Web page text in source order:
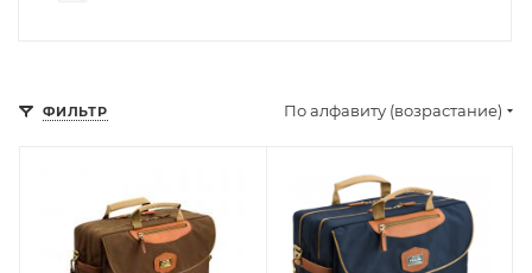
ФИЛЬТР По алфавиту (возрастание)